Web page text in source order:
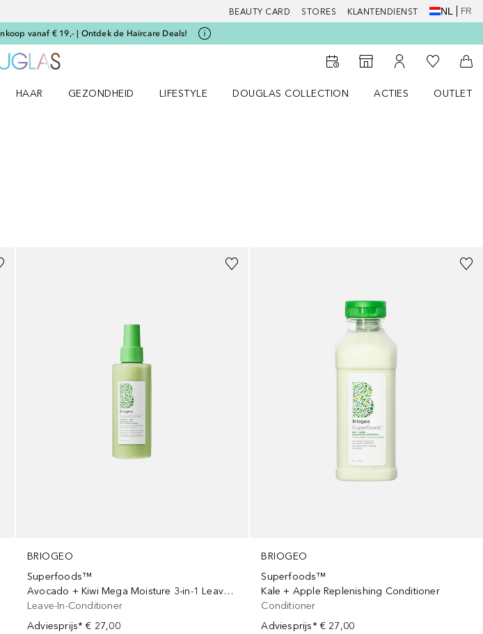
BEAUTY CARD STORES KLANTENDIENST NL FR
vanaf € 19,- | Ontdek de Haircare Deals!
Naar StorefinderNaar Mijn Account
Naar Mijn
HAAR
GEZONDHEID
LIFESTYLE
DOUGLAS COLLECTION
ACTIES
OUTLET
BRIOGEO
Superfoods™
Avocado + Kiwi Mega Moisture 3-in-1 Leave-In Spray
Leave-In-Conditioner
Adviesprijs* € 27,00
BRIOGEO
Superfoods™
Kale + Apple Replenishing Conditioner
Conditioner
Adviesprijs* € 27,00